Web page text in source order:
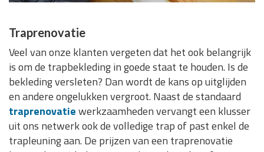
Traprenovatie
Veel van onze klanten vergeten dat het ook belangrijk
is om de trapbekleding in goede staat te houden. Is de
bekleding versleten? Dan wordt de kans op uitglijden
en andere ongelukken vergroot. Naast de standaard
traprenovatiewerkzaamheden vervangt een klusser
uit ons netwerk ook de volledige trap of past enkel de
trapleuning aan. De prijzen van een traprenovatie